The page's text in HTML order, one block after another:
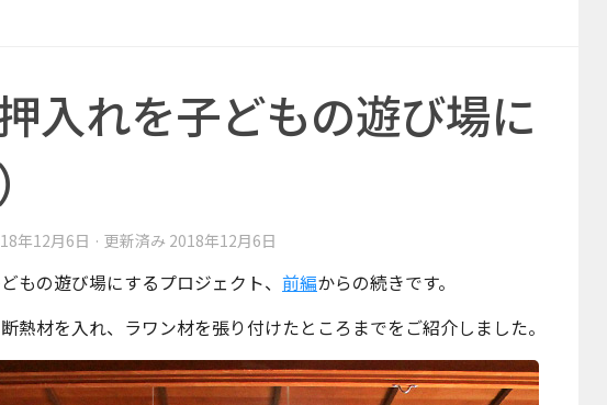
入れを子どもの遊び場に
年12月6日 · 更新済み 2018年12月6日
もの遊び場にするプロジェクト、 前編からの続きです。
熱材を入れ、ラワン材を張り付けたところまでをご紹介しました。